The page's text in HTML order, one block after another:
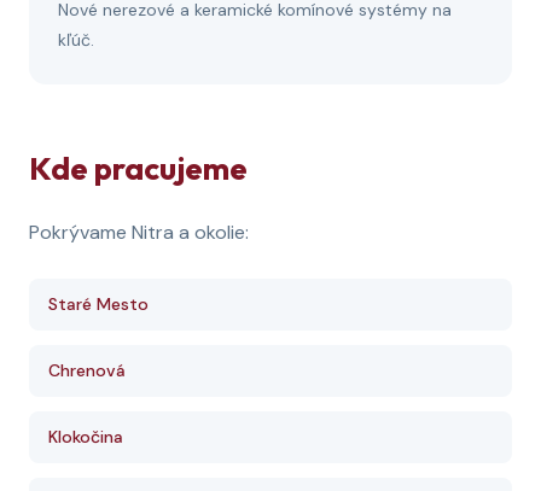
Nové nerezové a keramické komínové systémy na
kľúč.
Kde pracujeme
Pokrývame Nitra a okolie:
Staré Mesto
Chrenová
Klokočina